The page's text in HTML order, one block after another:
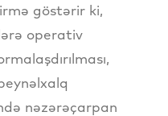
göstərir ki,
operativ
nəzərəçarpan